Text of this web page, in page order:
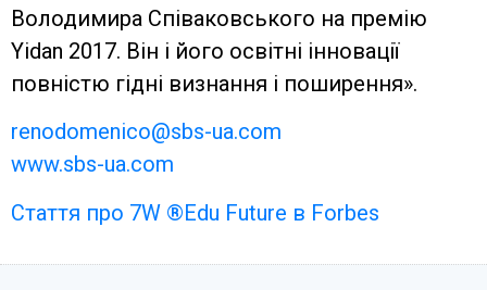
Володимира Співаковського на премію
Yidan 2017. Він і його освітні інновації
повністю гідні визнання і поширення».
renodomenico@sbs-ua.com
www.sbs-ua.com
Стаття про 7W ®Edu Future в Forbes